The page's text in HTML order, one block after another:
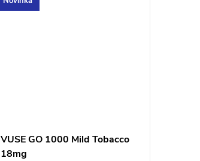
VUSE GO 1000 Mild Tobacco
18mg